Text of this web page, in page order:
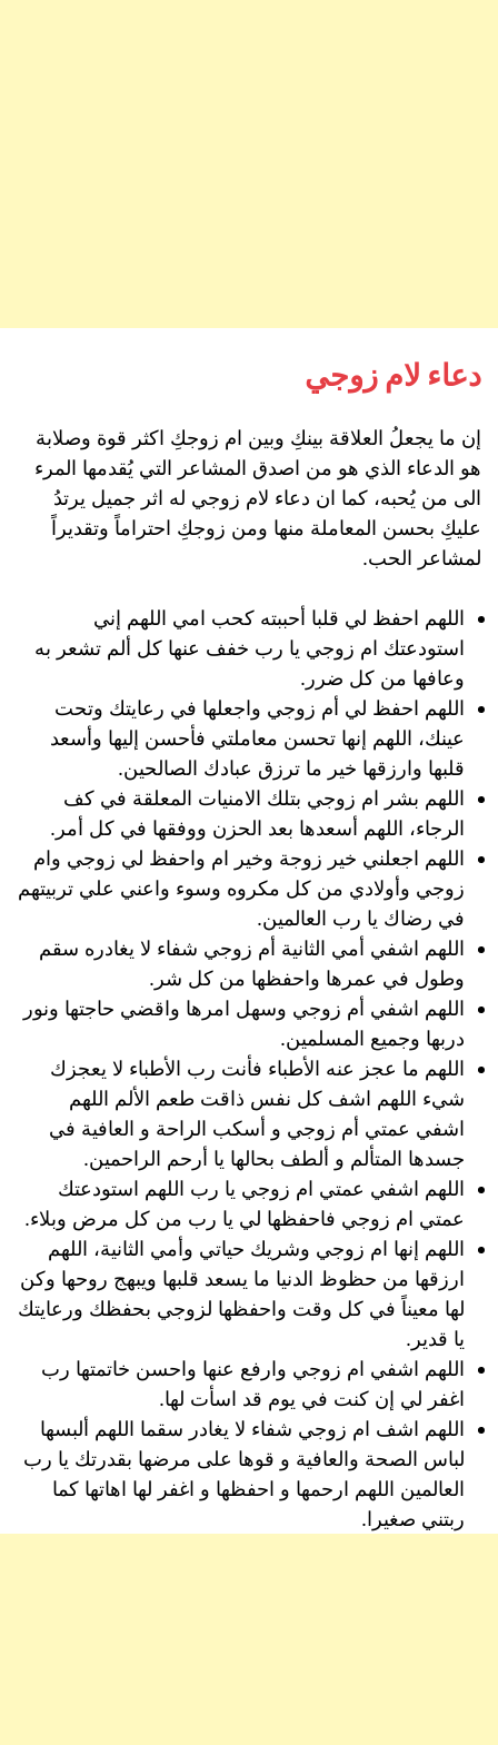
دعاء لام زوجي
إن ما يجعلُ العلاقة بينكِ وبين ام زوجكِ اكثر قوة وصلابة
هو الدعاء الذي هو من اصدق المشاعر التي يُقدمها المرء
الى من يُحبه، كما ان دعاء لام زوجي له اثر جميل يرتدُ
عليكِ بحسن المعاملة منها ومن زوجكِ احتراماً وتقديراً
لمشاعر الحب.
اللهم احفظ لي قلبا أحببته كحب امي اللهم إني
استودعتك ام زوجي يا رب خفف عنها كل ألم تشعر به
وعافها من كل ضرر.
اللهم احفظ لي أم زوجي واجعلها في رعايتك وتحت
عينك، اللهم إنها تحسن معاملتي فأحسن إليها وأسعد
قلبها وارزقها خير ما ترزق عبادك الصالحين.
اللهم بشر ام زوجي بتلك الامنيات المعلقة في كف
الرجاء، اللهم أسعدها بعد الحزن ووفقها في كل أمر.
اللهم اجعلني خير زوجة وخير ام واحفظ لي زوجي وام
زوجي وأولادي من كل مكروه وسوء واعني علي تربيتهم
في رضاك يا رب العالمين.
اللهم اشفي أمي الثانية أم زوجي شفاء لا يغادره سقم
وطول في عمرها واحفظها من كل شر.
اللهم اشفي أم زوجي وسهل امرها واقضي حاجتها ونور
دربها وجميع المسلمين.
اللهم ما عجز عنه الأطباء فأنت رب الأطباء لا يعجزك
شيء اللهم اشف كل نفس ذاقت طعم الألم اللهم
اشفي عمتي أم زوجي و أسكب الراحة و العافية في
جسدها المتألم و ألطف بحالها يا أرحم الراحمين.
اللهم اشفي عمتي ام زوجي يا رب اللهم استودعتك
عمتي ام زوجي فاحفظها لي يا رب من كل مرض وبلاء.
اللهم إنها ام زوجي وشريك حياتي وأمي الثانية، اللهم
ارزقها من حظوظ الدنيا ما يسعد قلبها ويبهج روحها وكن
لها معيناً في كل وقت واحفظها لزوجي بحفظك ورعايتك
يا قدير.
اللهم اشفي ام زوجي وارفع عنها واحسن خاتمتها رب
اغفر لي إن كنت في يوم قد اسأت لها.
اللهم اشف ام زوجي شفاء لا يغادر سقما اللهم ألبسها
لباس الصحة والعافية و قوها على مرضها بقدرتك يا رب
العالمين اللهم ارحمها و احفظها و اغفر لها اهاتها كما
ربتني صغيرا.